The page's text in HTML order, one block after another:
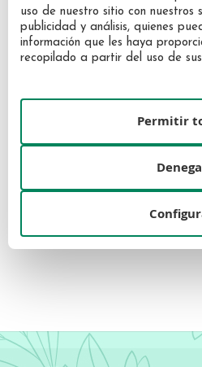
mini 10ml
uso de nuestro sitio con nuestros
publicidad y análisis, quienes
información que les haya
recopilado a partir del uso de sus
Permitir